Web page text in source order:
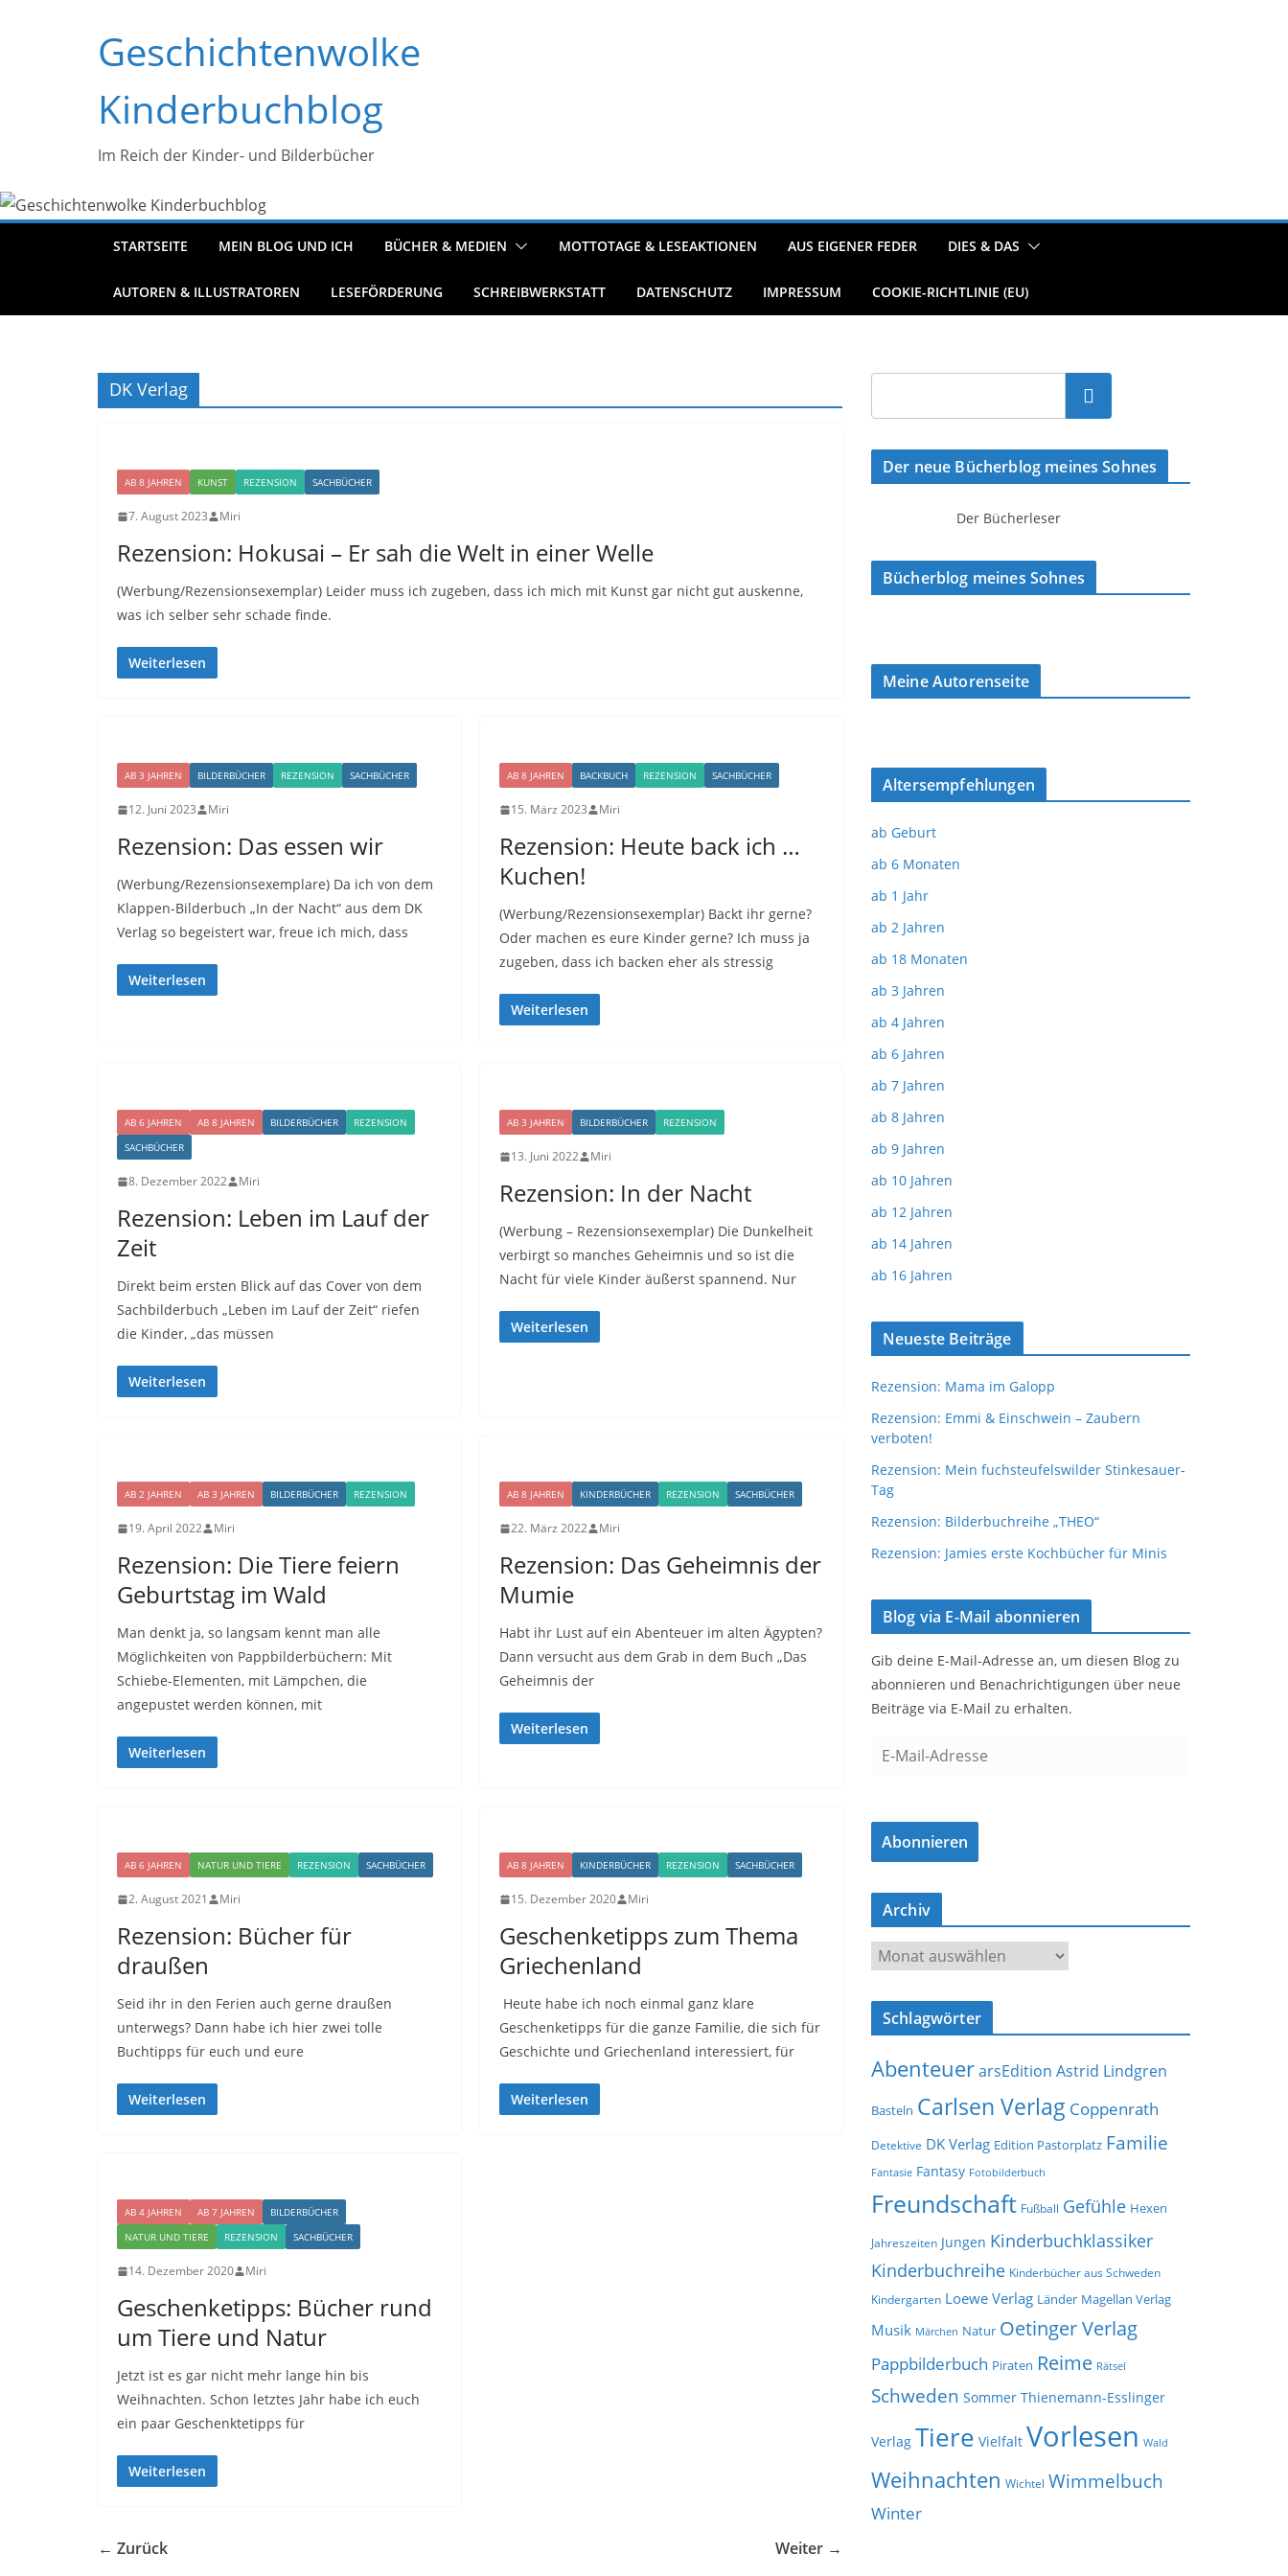
Geschichtenwolke
Kinderbuchblog
Im Reich der Kinder- und Bilderbücher
STARTSEITE MEIN BLOG UND ICH BÜCHER & MEDIEN MOTTOTAGE & LESEAKTIONEN AUS EIGENER FEDER DIES & DAS
AUTOREN & ILLUSTRATOREN LESEFÖRDERUNG SCHREIBWERKSTATT DATENSCHUTZ IMPRESSUM COOKIE-RICHTLINIE (EU)
DK Verlag
AB 8 JAHREN KUNST REZENSION SACHBÜCHER
7. August 2023 Miri
Rezension: Hokusai – Er sah die Welt in einer Welle
(Werbung/Rezensionsexemplar) Leider muss ich zugeben, dass ich mich mit Kunst gar nicht gut auskenne,
was ich selber sehr schade finde.
Weiterlesen
AB 3 JAHREN BILDERBÜCHER REZENSION SACHBÜCHER
12. Juni 2023 Miri
Rezension: Das essen wir
(Werbung/Rezensionsexemplare) Da ich von dem
Klappen-Bilderbuch „In der Nacht“ aus dem DK
Verlag so begeistert war, freue ich mich, dass
Weiterlesen
AB 8 JAHREN BACKBUCH REZENSION SACHBÜCHER
15. März 2023 Miri
Rezension: Heute back ich …
Kuchen!
(Werbung/Rezensionsexemplar) Backt ihr gerne?
Oder machen es eure Kinder gerne? Ich muss ja
zugeben, dass ich backen eher als stressig
Weiterlesen
AB 6 JAHREN AB 8 JAHREN BILDERBÜCHER
REZENSION
SACHBÜCHER
8. Dezember 2022 Miri
Rezension: Leben im Lauf der
Zeit
Direkt beim ersten Blick auf das Cover von dem
Sachbilderbuch „Leben im Lauf der Zeit“ riefen
die Kinder, „das müssen
Weiterlesen
AB 3 JAHREN BILDERBÜCHER REZENSION
13. Juni 2022 Miri
Rezension: In der Nacht
(Werbung – Rezensionsexemplar) Die Dunkelheit
verbirgt so manches Geheimnis und so ist die
Nacht für viele Kinder äußerst spannend. Nur
Weiterlesen
AB 2 JAHREN AB 3 JAHREN BILDERBÜCHER REZENSION
19. April 2022 Miri
Rezension: Die Tiere feiern
Geburtstag im Wald
Man denkt ja, so langsam kennt man alle
Möglichkeiten von Pappbilderbüchern: Mit
Schiebe-Elementen, mit Lämpchen, die
angepustet werden können, mit
Weiterlesen
AB 8 JAHREN KINDERBÜCHER REZENSION SACHBÜCHER
22. März 2022 Miri
Rezension: Das Geheimnis der
Mumie
Habt ihr Lust auf ein Abenteuer im alten Ägypten?
Dann versucht aus dem Grab in dem Buch „Das
Geheimnis der
Weiterlesen
AB 6 JAHREN NATUR UND TIERE REZENSION SACHBÜCHER
2. August 2021 Miri
Rezension: Bücher für
draußen
Seid ihr in den Ferien auch gerne draußen
unterwegs? Dann habe ich hier zwei tolle
Buchtipps für euch und eure
Weiterlesen
AB 8 JAHREN KINDERBÜCHER REZENSION SACHBÜCHER
15. Dezember 2020 Miri
Geschenketipps zum Thema
Griechenland
Heute habe ich noch einmal ganz klare
Geschenketipps für die ganze Familie, die sich für
Geschichte und Griechenland interessiert, für
Weiterlesen
AB 4 JAHREN AB 7 JAHREN
BILDERBÜCHER
NATUR UND TIERE
REZENSION SACHBÜCHER
14. Dezember 2020 Miri
Geschenketipps: Bücher rund
um Tiere und Natur
Jetzt ist es gar nicht mehr lange hin bis
Weihnachten. Schon letztes Jahr habe ich euch
ein paar Geschenktetipps für
Weiterlesen
← Zurück Weiter →
Suchen
Der neue Bücherblog meines Sohnes
Der Bücherleser
Bücherblog meines Sohnes
Meine Autorenseite
Altersempfehlungen
ab Geburt
ab 6 Monaten
ab 1 Jahr
ab 2 Jahren
ab 18 Monaten
ab 3 Jahren
ab 4 Jahren
ab 6 Jahren
ab 7 Jahren
ab 8 Jahren
ab 9 Jahren
ab 10 Jahren
ab 12 Jahren
ab 14 Jahren
ab 16 Jahren
Neueste Beiträge
Rezension: Mama im Galopp
Rezension: Emmi & Einschwein – Zaubern
verboten!
Rezension: Mein fuchsteufelswilder Stinkesauer-
Tag
Rezension: Bilderbuchreihe „THEO“
Rezension: Jamies erste Kochbücher für Minis
Blog via E-Mail abonnieren
Gib deine E-Mail-Adresse an, um diesen Blog zu
abonnieren und Benachrichtigungen über neue
Beiträge via E-Mail zu erhalten.
a
l
-
d
s
e
Abonnieren
Archiv
r
c
v
Schlagwörter
AbenteuerarsEdition Astrid Lindgren
Basteln Carlsen Verlag Coppenrath
Detektive DK Verlag Edition Pastorplatz Familie
Fantasie Fantasy Fotobilderbuch
Freundschaft Fußball Gefühle Hexen
Jahreszeiten Jungen Kinderbuchklassiker
Kinderbuchreihe Kinderbücher aus Schweden
Kindergarten Loewe Verlag Länder Magellan Verlag
Musik Märchen Natur Oetinger Verlag
Pappbilderbuch Piraten Reime Rätsel
Schweden Sommer Thienemann-Esslinger
Verlag Tiere Vielfalt Vorlesen Wald
Weihnachten Wichtel Wimmelbuch
Winter